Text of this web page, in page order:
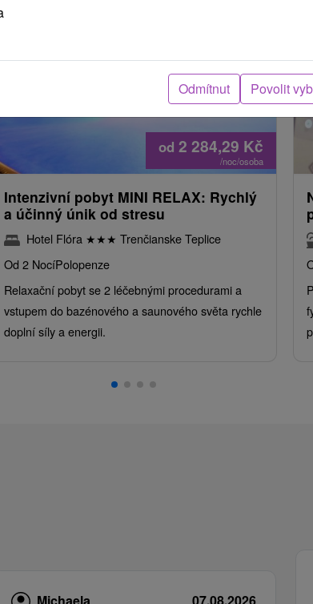
od 2 284,29 Kč
/noc/osoba
Intenzivní pobyt MINI RELAX: Rychlý
a účinný únik od stresu
Hotel Flóra ★★★ Trenčianske Teplice
Od 2 NocíPolopenze
Relaxační pobyt se 2 léčebnými procedurami a
vstupem do bazénového a saunového světa rychle
doplní síly a energii.
Michaela
07.08.2026
Odmítnut Povolit